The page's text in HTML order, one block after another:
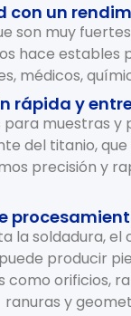
con un
son muy
hace estables
médicos,
rápida y
muestras y
del titanio,
precisión y
la soldadura,
producir
orificios,
ranuras y